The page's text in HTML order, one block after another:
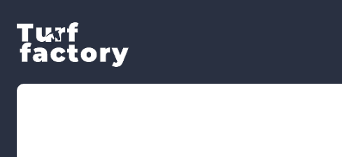
contenu